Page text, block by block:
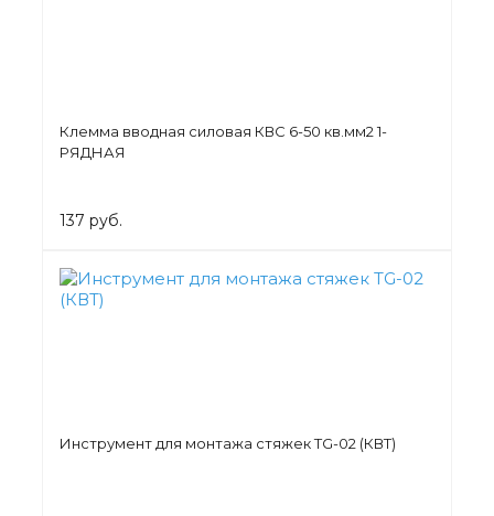
Клемма вводная силовая КВС 6-50 кв.мм2 1-
РЯДНАЯ
137 руб.
Инструмент для монтажа стяжек TG-02 (КВТ)